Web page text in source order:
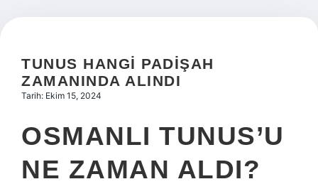
Hakkımızda
TUNUS HANGI PADIŞAH
ZAMANINDA ALINDI
Tarih: Ekim 15, 2024
OSMANLI TUNUS’U
NE ZAMAN ALDI?